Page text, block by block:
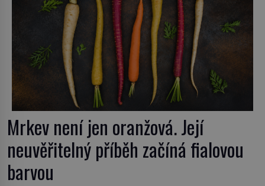
Mrkev není jen oranžová. Její
neuvěřitelný příběh začíná fialovou
barvou